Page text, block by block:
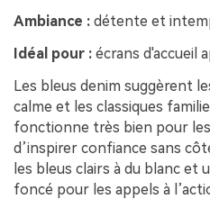
Ambiance : détente et
Idéal pour : écrans d'accueil
Les bleus denim suggèrent
calme et les classiques
fonctionne très bien pour
d’inspirer confiance sans
les bleus clairs à du blanc et
foncé pour les appels à